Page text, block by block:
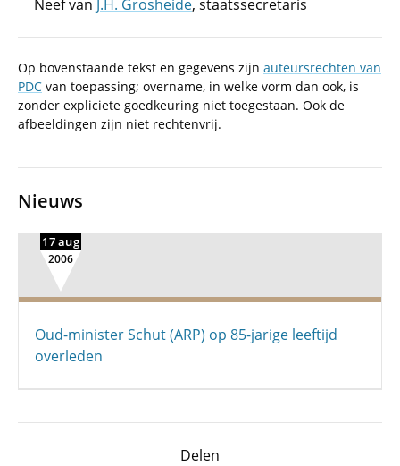
Neef van J.H. Grosheide, staatssecretaris
Op bovenstaande tekst en gegevens zijn auteursrechten van
PDC van toepassing; overname, in welke vorm dan ook, is
zonder expliciete goedkeuring niet toegestaan. Ook de
afbeeldingen zijn niet rechtenvrij.
Nieuws
17 aug
2006
Oud-minister Schut (ARP) op 85-jarige leeftijd
overleden
Delen